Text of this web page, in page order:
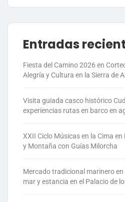
Entradas
Fiesta del Camino 2026 en
Alegría y Cultura en la Sierra de
Visita guiada casco histórico
experiencias rutas en barco en
XXII Ciclo Músicas en la Cima
y Montaña con Guías Milorcha
Mercado tradicional marinero
mar y estancia en el Palacio de